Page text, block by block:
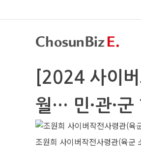
[2024 사이
월… 민·관·군
조원희 사이버작전사령관(육군